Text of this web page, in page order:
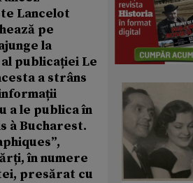
Lancelot
pe
la
publicației Le
a strâns
a le publica în
à Bucharest.
în numere
presărat cu